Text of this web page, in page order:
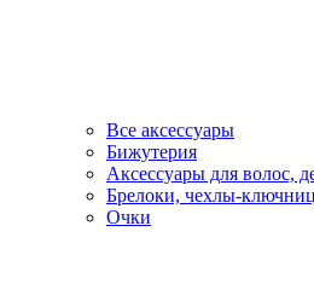
Все аксессуары
Бижутерия
Аксессуары для волос,
Брелоки, чехлы-
Очки